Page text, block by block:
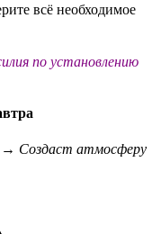
всё необходимое
по установлению
→ Создаст атмосферу